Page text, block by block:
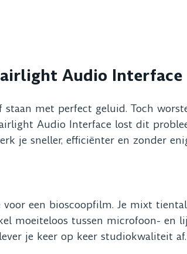
Audio Interface
met perfect geluid. Toch
Audio Interface lost dit
je sneller, efficiënter en zonder
voor een bioscoopfilm. Je mixt
moeiteloos tussen microfoon- en
je keer op keer studiokwaliteit af.